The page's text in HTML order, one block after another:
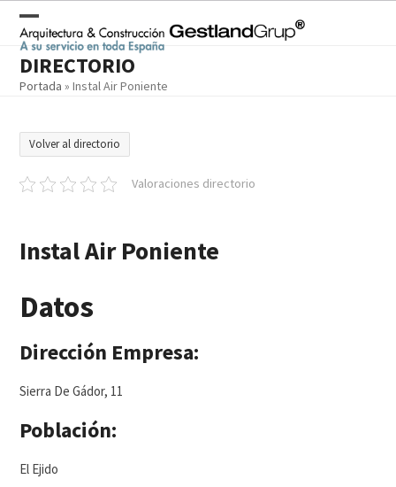
contentOpen
mobile
menu
Close
mobile
menu
DIRECTORIO
Portada »Instal Air Poniente
Volver al directorio
Valoraciones directorio
Instal Air Poniente
Datos
Dirección Empresa:
Sierra De Gádor, 11
Población:
El Ejido